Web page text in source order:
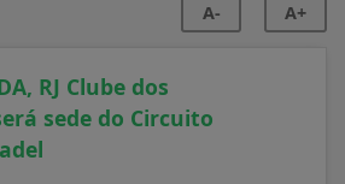
A- A+
RJ Clube dos
sede do Circuito